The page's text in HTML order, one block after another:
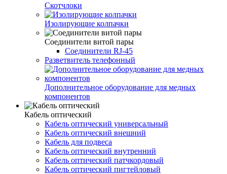
Скотчлоки
Изолирующие колпачки
Соединители витой пары
Соединители RJ-45
Разветвитель телефонный
Дополнительное оборудование для медных
компонентов
Кабель оптический
Кабель оптический универсальный
Кабель оптический внешний
Кабель для подвеса
Кабель оптический внутренний
Кабель оптический патчкордовый
Кабель оптический пигтейловый